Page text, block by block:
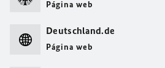
Página web
Deutschland.de
Página web